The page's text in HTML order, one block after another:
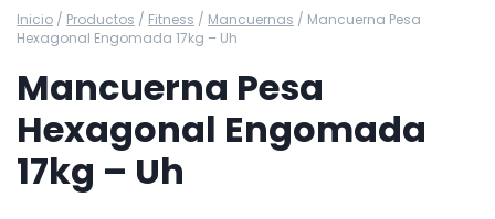
Inicio / Productos / Fitness / Mancuernas / Mancuerna Pesa
Hexagonal Engomada 17kg – Uh
Mancuerna Pesa
Hexagonal Engomada
17kg – Uh